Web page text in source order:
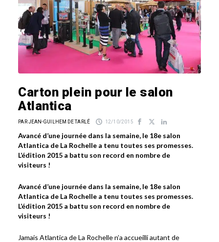
Carton plein pour le salon
Atlantica
PAR JEAN-GUILHEM DE TARLÉ 12/10/2015
Avancé d’une journée dans la semaine, le 18e salon
Atlantica de La Rochelle a tenu toutes ses promesses.
L’édition 2015 a battu son record en nombre de
visiteurs !
Avancé d’une journée dans la semaine, le 18e salon
Atlantica de La Rochelle a tenu toutes ses promesses.
L’édition 2015 a battu son record en nombre de
visiteurs !
Jamais Atlantica de La Rochelle n’a accueilli autant de